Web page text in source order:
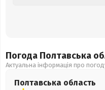
Погода Полтавська
Актуальна інформація про
Полтавська область